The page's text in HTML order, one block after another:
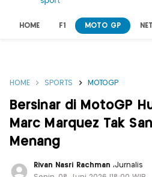
HOME F1 MOTO GP
HOME SPORTS MOTOGP
Bersinar di MotoGP
Marc Marquez Tak
Menang
Rivan Nasri Rachman ,Jurnalis